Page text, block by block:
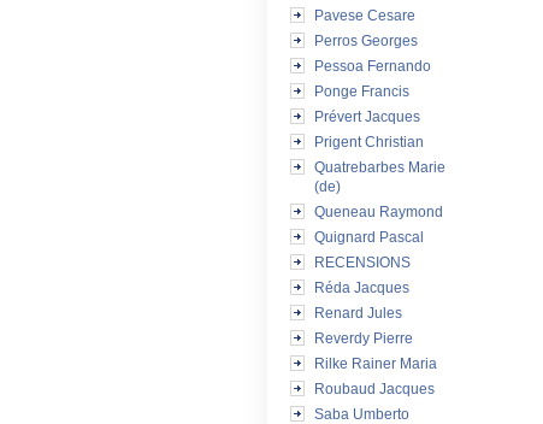
Pavese Cesare
Perros Georges
Pessoa Fernando
Ponge Francis
Prévert Jacques
Prigent Christian
Quatrebarbes Marie
(de)
Queneau Raymond
Quignard Pascal
RECENSIONS
Réda Jacques
Renard Jules
Reverdy Pierre
Rilke Rainer Maria
Roubaud Jacques
Saba Umberto